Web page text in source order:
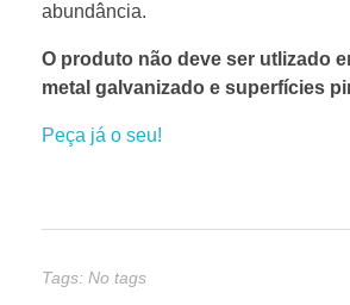
abundância.
O produto não deve ser utlizado
metal galvanizado e superfícies
Peça já o seu!
Tags: No tags